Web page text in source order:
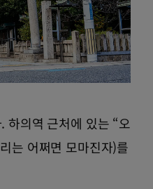
하의역 근처에 있는 “오
는 어쩌면 모마진자)를